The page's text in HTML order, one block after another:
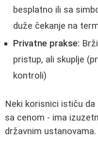
besplatno ili sa
duže čekanje na
Privatne prakse:
pristup, ali skuplje
kontroli)
Neki korisnici ističu
sa cenom - ima
državnim ustanovama.